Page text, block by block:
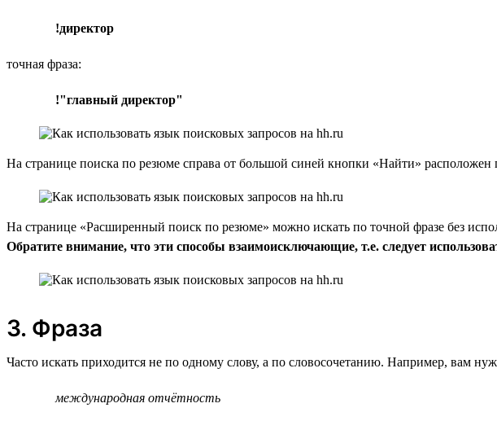
!директор
точная фраза:
!"главный директор"
На странице поиска по резюме справа от большой синей кнопки «Найти»
На странице «Расширенный поиск по резюме» можно искать по точной фразе без
Обратите внимание, что эти способы взаимоисключающие, т.е. следует
3. Фраза
Часто искать приходится не по одному слову, а по словосочетанию. Например, вам
международная отчётность